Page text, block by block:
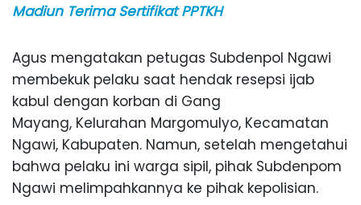
Madiun Terima Sertifikat PPTKH
Agus mengatakan petugas Subdenpol Ngawi
membekuk pelaku saat hendak resepsi ijab
kabul dengan korban di Gang
Mayang, Kelurahan Margomulyo, Kecamatan
Ngawi, Kabupaten. Namun, setelah mengetahui
bahwa pelaku ini warga sipil, pihak Subdenpom
Ngawi melimpahkannya ke pihak kepolisian.